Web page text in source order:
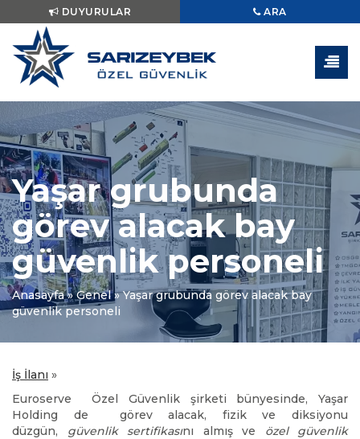
DUYURULAR ARA
Yaşar grubunda
görev alacak bay
güvenlik personeli
Anasayfa»Genel»Yaşar grubunda görev alacak bay
güvenlik personeli
İş İlanı »
Euroserve Özel Güvenlik şirketi bünyesinde, Yaşar
Holding de görev alacak, fizik ve diksiyonu
düzgün, güvenlik sertifikasını almış ve özel güvenlik